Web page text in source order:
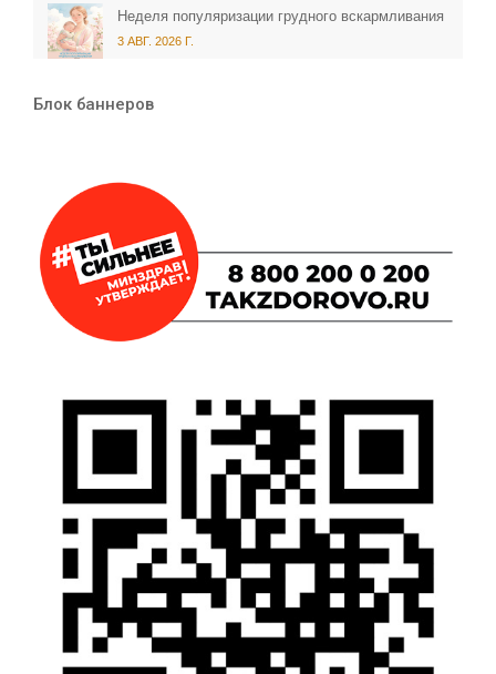
Неделя популяризации грудного вскармливания
3 АВГ. 2026 Г.
Блок баннеров